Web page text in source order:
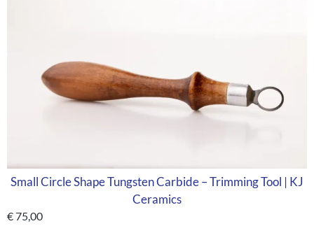
Small Circle Shape Tungsten Carbide – Trimming Tool | KJ
Ceramics
€75,00